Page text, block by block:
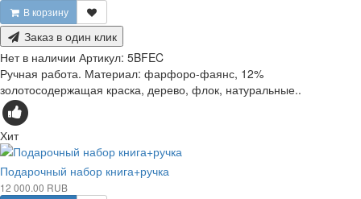
В корзину
Заказ в один клик
Нет в наличии Артикул: 5BFEC
Ручная работа. Материал: фарфоро-фаянс, 12%
золотосодержащая краска, дерево, флок, натуральные..
Хит
Подарочный набор книга+ручка
12 000.00 RUB